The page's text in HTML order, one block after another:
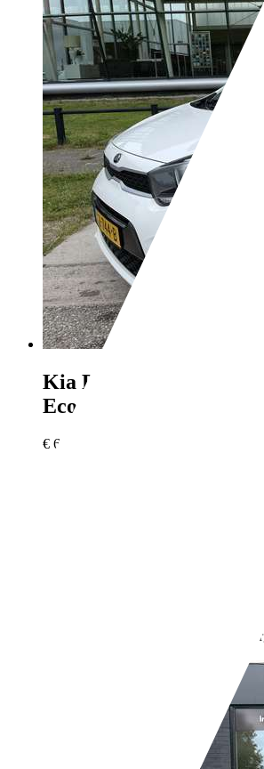
Kia Picanto
EconomyPlusLine
€ 6.950,-
Meer informatie
brandstofverbruik en CO2-
voertuigen kan worden
verkooppunten en op: